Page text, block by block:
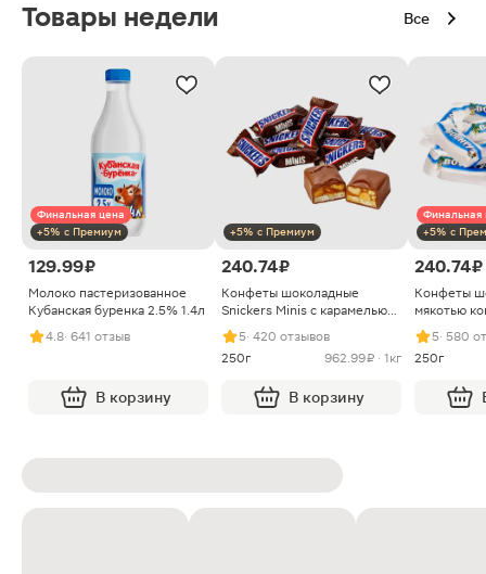
Товары недели Все
Финальная цена
+5% с Премиум
129.99 ₽
Молоко пастеризованное
Кубанская буренка 2.5% 1.4л
4.8· 641 отзыв
В корзину
+5% с Премиум
240.74 ₽
Конфеты шоколадные
Snickers Minis с карамелью
арахисом и нугой
5· 420 отзывов
250г
962.99 ₽ · 1кг
В корзину
Финальная
+5% с
240.74 ₽
Конфеты
мякотью
5· 580
250г